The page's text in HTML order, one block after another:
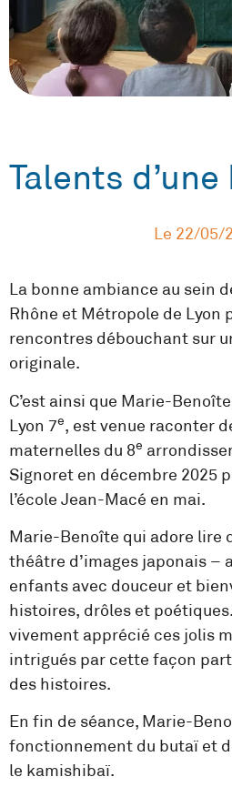
Talents
Le 22/05/
La bonne ambiance au sein
Rhône et Métropole de Lyon
rencontres débouchant sur
originale.
C’est ainsi que Marie-
Lyon 7e, est venue raconter
maternelles du 8e
Signoret en décembre 2025
l’école Jean-Macé en mai.
Marie-Benoîte qui adore lire
théâtre d’images japonais –
enfants avec douceur et
histoires, drôles et
vivement apprécié ces jolis
intrigués par cette façon
des histoires.
En fin de séance, Marie-
fonctionnement du butaï et
le kamishibaï.